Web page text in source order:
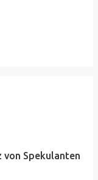
von Spekulanten